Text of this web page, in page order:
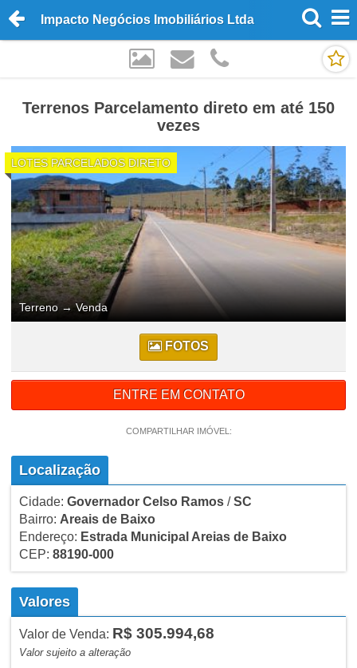
Impacto Negócios Imobiliários Ltda
Terrenos Parcelamento direto em até 150
vezes
LOTES PARCELADOS DIRETO
Terreno →Venda
FOTOS
ENTRE EM CONTATO
COMPARTILHAR IMÓVEL:
Localização
Cidade: Governador Celso Ramos/SC
Bairro: Areais de Baixo
Endereço: Estrada Municipal Areias de Baixo
CEP: 88190-000
Valores
Valor de Venda: R$ 305.994,68
Valor sujeito a alteração